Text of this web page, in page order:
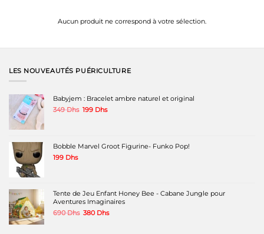
Aucun produit ne correspond à votre sélection.
LES NOUVEAUTÉS PUÉRICULTURE
Babyjem : Bracelet ambre naturel et original
349Dhs Le
349 Dhs.
199 DhsLe
199 Dhs.
Bobble Marvel Groot Figurine- Funko Pop!
199 Dhs
Tente de Jeu Enfant Honey Bee - Cabane Jungle pour
Aventures Imaginaires
690Dhs Le
380 DhsLe